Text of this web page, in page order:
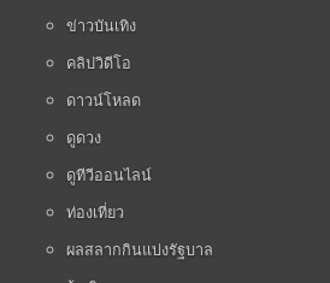
ข่าวบันเทิง
คลิปวิดีโอ
ดาวน์โหลด
ดูดวง
ดูทีวีออนไลน์
ท่องเที่ยว
ผลสลากกินแบ่งรัฐบาล